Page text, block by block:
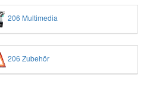
206 Multimedia
206 Zubehör